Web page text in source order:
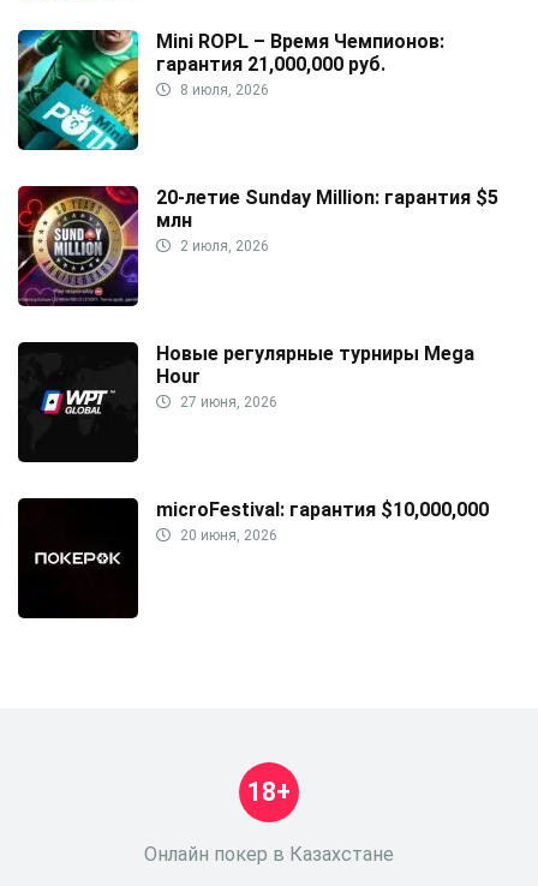
Mini ROPL – Время Чемпионов:
гарантия 21,000,000 руб.
8 июля, 2026
20-летие Sunday Million: гарантия $5
млн
2 июля, 2026
Новые регулярные турниры Mega
Hour
27 июня, 2026
microFestival: гарантия $10,000,000
20 июня, 2026
Онлайн покер в Казахстане
18+